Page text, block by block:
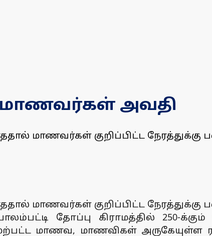
மாணவர்கள் அவதி
மாணவர்கள் குறிப்பிட்ட
மாணவர்கள் குறிப்பிட்ட
தோப்பு கிராமத்தில் 250-
மேற்பட்ட மாணவ, மாணவிகள் அருகேயுள்ள